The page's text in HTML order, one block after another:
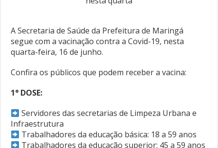
A Secretaria de Saúde da Prefeitura de Maringá
segue com a vacinação contra a Covid-19, nesta
quarta-feira, 16 de junho.
Confira os públicos que podem receber a vacina:
1° DOSE:
Servidores das secretarias de Limpeza Urbana e
Infraestrutura
Trabalhadores da educação básica: 18 a 59 anos
Trabalhadores da educação superior: 45 a 59 anos